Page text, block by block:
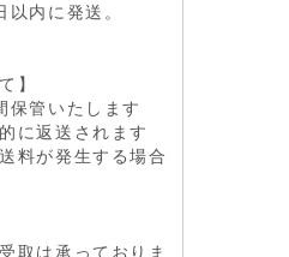
内に発送。
】
保管いたします
に返送されます
料が発生する場合
取は承っておりま